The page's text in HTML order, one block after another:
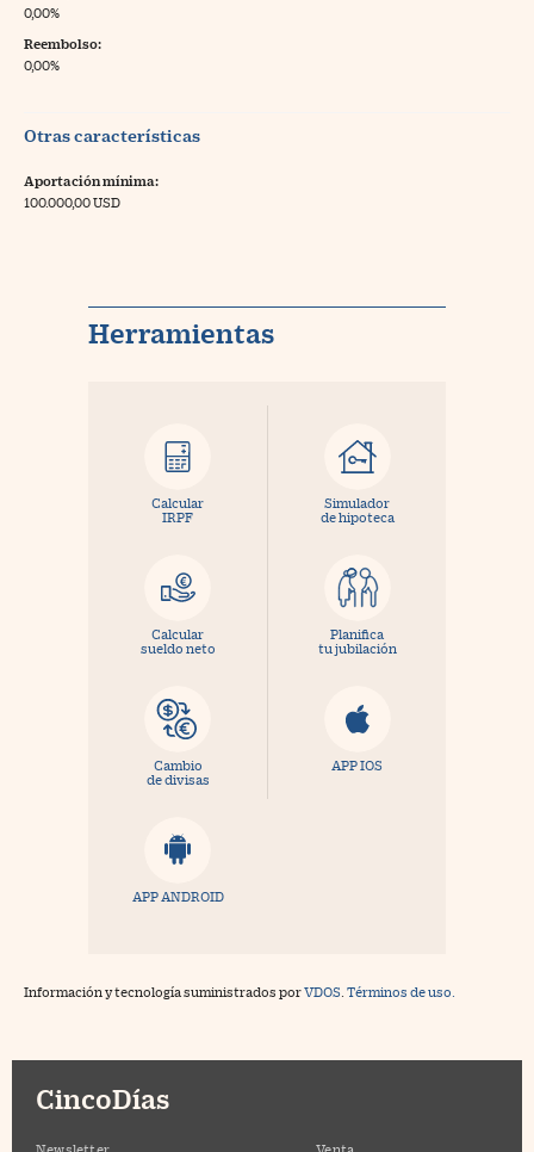
0,00%
Reembolso:
0,00%
Otras características
Aportación mínima:
100.000,00 USD
Herramientas
Calcular
IRPF
Simulador
de hipoteca
Calcular
sueldo neto
Planifica
tu jubilación
Cambio
de divisas
APP IOS
APP ANDROID
Información y tecnología suministrados porVDOS Términos de uso.
CincoDías
Newsletter Venta